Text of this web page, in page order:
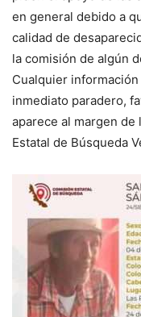
en general debido a
calidad de
la comisión de algún
Cualquier
inmediato paradero,
aparece al margen
Estatal de Búsqueda